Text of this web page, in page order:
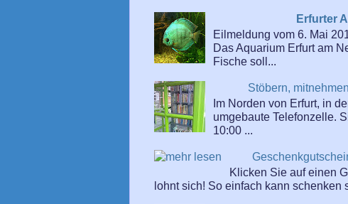
Erfurter
Eilmeldung vom 6. Mai
Das Aquarium Erfurt am
Fische soll...
Stöbern,
Im Norden von Erfurt, in
umgebaute Telefonzelle.
10:00 ...
Klicken Sie auf einen
lohnt sich! So einfach kann